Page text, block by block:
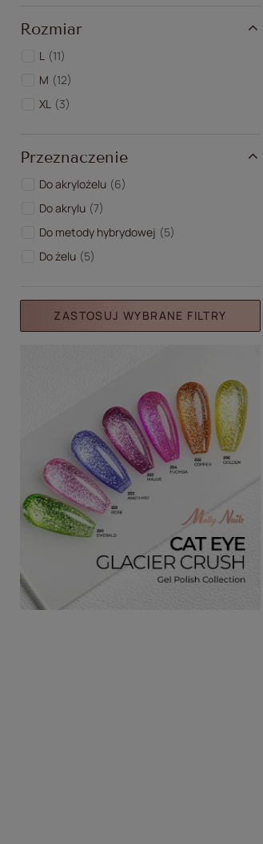
Rozmiar
L 11
M
12
XL 3
Przeznaczenie
Do akrylożelu 6
Do akrylu 7
Do metody hybrydowej
5
Do żelu 5
ZASTOSUJ WYBRANE FILTRY